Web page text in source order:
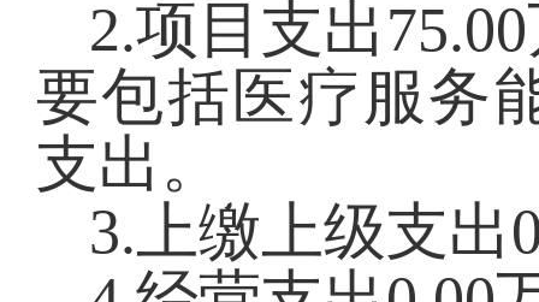
2.项目支出75.00
要包括医疗服务
支出。
3.上缴上级支出